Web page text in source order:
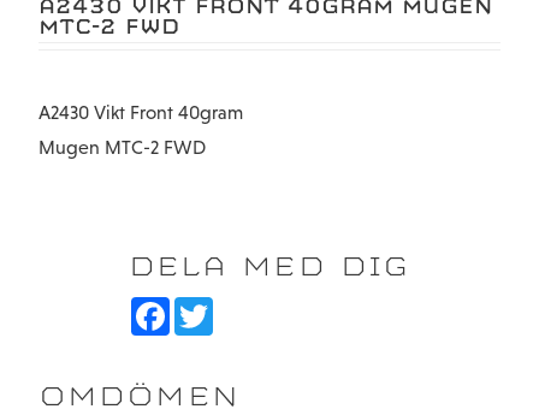
A2430 VIKT FRONT 40GRAM MUGEN
MTC-2 FWD
A2430 Vikt Front 40gram
Mugen MTC-2 FWD
DELA MED DIG
F
b
o
T
t
e
OMDÖMEN